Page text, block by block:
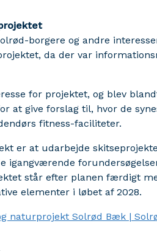
borgere og andre
da der var
for projektet, og blev
at give forslag til, hvor de
fitness-faciliteter.
er at udarbejde
igangværende
står efter planen færdigt
elementer i løbet af 2028.
naturprojekt Solrød Bæk |